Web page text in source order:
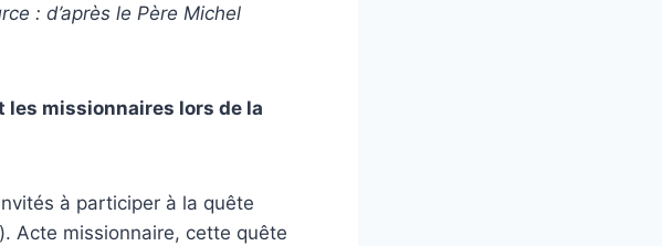
: d’après le Père Michel
les missionnaires lors de la
à participer à la quête
Acte missionnaire, cette quête